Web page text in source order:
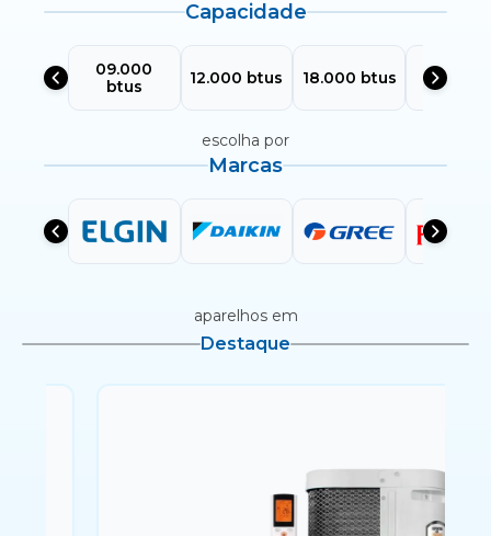
Capacidade
09.000
btus
12.000 btus 18.000 btus
24.000
btus
escolha por
Marcas
aparelhos em
Destaque